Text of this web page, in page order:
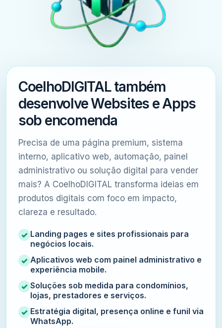
CoelhoDIGITAL também
desenvolve Websites e Apps
sob encomenda
Precisa de uma página premium, sistema
interno, aplicativo web, automação, painel
administrativo ou solução digital para vender
mais? A CoelhoDIGITAL transforma ideias em
produtos digitais com foco em impacto,
clareza e resultado.
Landing pages e sites profissionais para
negócios locais.
Aplicativos web com painel administrativo e
experiência mobile.
Soluções sob medida para condomínios,
lojas, prestadores e serviços.
Estratégia digital, presença online e funil via
WhatsApp.